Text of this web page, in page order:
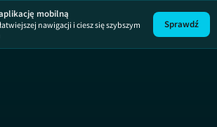
mobilną
nawigacji i ciesz się szybszym
Sprawdź